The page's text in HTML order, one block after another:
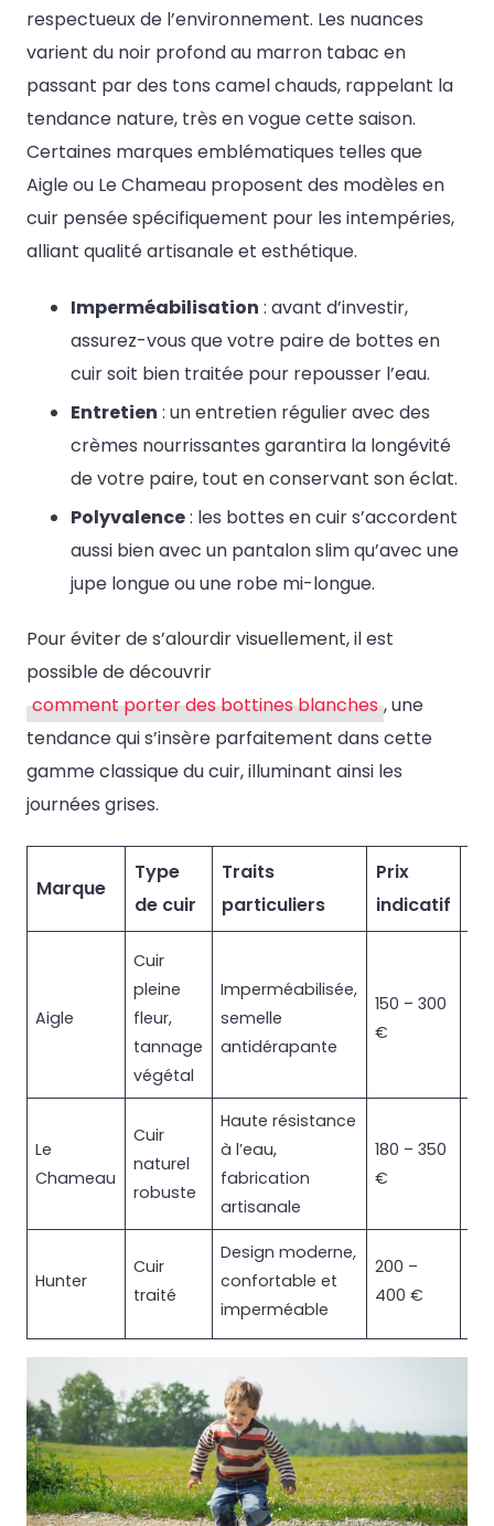
respectueux de l’environnement. Les nuances
varient du noir profond au marron tabac en
passant par des tons camel chauds, rappelant la
tendance nature, très en vogue cette saison.
Certaines marques emblématiques telles que
Aigle ou Le Chameau proposent des modèles en
cuir pensée spécifiquement pour les intempéries,
alliant qualité artisanale et esthétique.
Imperméabilisation : avant d’investir,
assurez-vous que votre paire de bottes en
cuir soit bien traitée pour repousser l’eau.
Entretien : un entretien régulier avec des
crèmes nourrissantes garantira la longévité
de votre paire, tout en conservant son éclat.
Polyvalence: les bottes en cuir s’accordent
aussi bien avec un pantalon slim qu’avec une
jupe longue ou une robe mi-longue.
Pour éviter de s’alourdir visuellement, il est
possible de découvrir
comment porter des bottines blanches , une
tendance qui s’insère parfaitement dans cette
gamme classique du cuir, illuminant ainsi les
journées grises.
Marque
Type
de cuir
Traits
particuliers
Prix
indicatif
Aigle
Cuir
pleine
fleur,
tannage
végétal
Imperméabilisée,
semelle
antidérapante
150 – 300
€
Le
Chameau
Cuir
naturel
robuste
Haute résistance
à l’eau,
fabrication
artisanale
180 – 350
€
Hunter
Cuir
traité
Design moderne,
confortable et
imperméable
200 –
400 €